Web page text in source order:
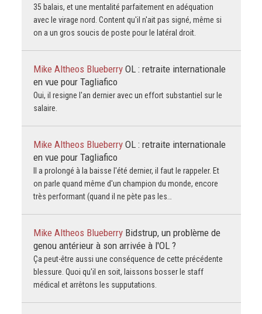
35 balais, et une mentalité parfaitement en adéquation
avec le virage nord. Content qu'il n'ait pas signé, même si
on a un gros soucis de poste pour le latéral droit.
Mike Altheos Blueberry OL : retraite internationale
en vue pour Tagliafico
Oui, il resigne l'an dernier avec un effort substantiel sur le
salaire.
Mike Altheos Blueberry OL : retraite internationale
en vue pour Tagliafico
Il a prolongé à la baisse l'été dernier, il faut le rappeler. Et
on parle quand même d'un champion du monde, encore
très performant (quand il ne pète pas les…
Mike Altheos Blueberry Bidstrup, un problème de
genou antérieur à son arrivée à l'OL ?
Ça peut-être aussi une conséquence de cette précédente
blessure. Quoi qu'il en soit, laissons bosser le staff
médical et arrêtons les supputations.